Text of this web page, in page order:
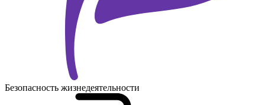
Безопасность жизнедеятельности